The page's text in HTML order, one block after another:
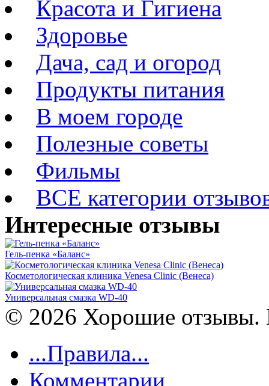
Красота и Гигиена
Здоровье
Дача, сад и огород
Продукты питания
В моем городе
Полезные советы
Фильмы
ВСЕ категории
Интересные отзывы
Гель-пенка «Баланс»
Косметологическая клиника Venesa Clinic (Венеса)
Универсальная смазка WD-40
© 2026 Хорошие отзывы.
...Правила...
Комментарии